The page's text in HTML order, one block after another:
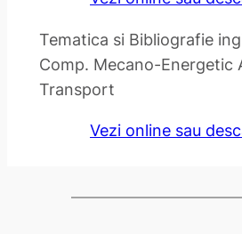
Tematica si Bibliografie
Comp. Mecano-Energetic
Transport
Vezi online sau